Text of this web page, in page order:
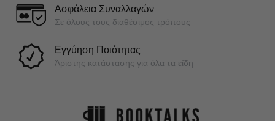
Ασφάλεια Συναλλαγών
Σε όλους τους διαθέσιμος τρόπους
Εγγύηση Ποιότητας
Άριστης κατάστασης για όλα τα είδη